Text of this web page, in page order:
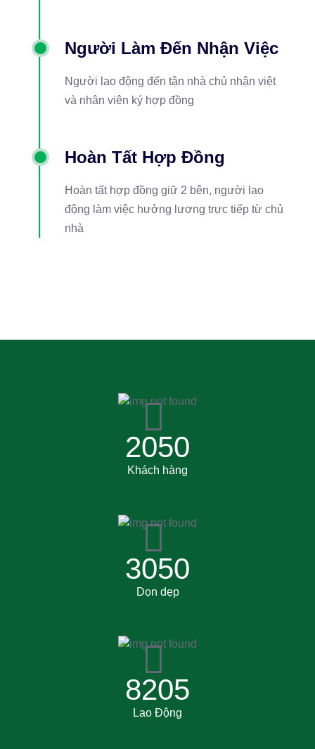
Người Làm Đến Nhận Việc
Người lao động đến tận nhà chủ nhận việt
và nhân viên ký hợp đồng
Hoàn Tất Hợp Đồng
Hoàn tất hợp đồng giữ 2 bên, người lao
động làm việc hưởng lương trực tiếp từ chủ
nhà
2050
Khách hàng
3050
Dọn dẹp
8205
Lao Động